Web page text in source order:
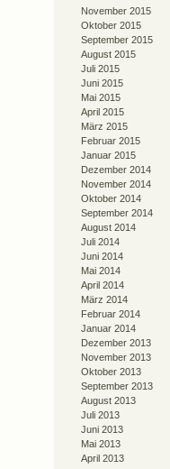
November 2015
Oktober 2015
September 2015
August 2015
Juli 2015
Juni 2015
Mai 2015
April 2015
März 2015
Februar 2015
Januar 2015
Dezember 2014
November 2014
Oktober 2014
September 2014
August 2014
Juli 2014
Juni 2014
Mai 2014
April 2014
März 2014
Februar 2014
Januar 2014
Dezember 2013
November 2013
Oktober 2013
September 2013
August 2013
Juli 2013
Juni 2013
Mai 2013
April 2013